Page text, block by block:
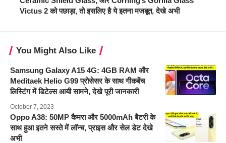
Victus 2 को पछाड़ा, तो इसलिए है ये इतना मजबूत, देखे अभी
You Might Also Like
Samsung Galaxy A15 4G: 4GB RAM और
Meditaek Helio G99 प्रोसेसर के साथ गीकबेंच
लिस्टिंग में डिटेल्स आयी सामने, देखे पूरी जानकारी
October 7, 2023
Oppo A38: 50MP कैमरा और 5000mAh बैटरी के
साथ हुआ इतने सस्ते में लॉन्च, प्राइस और सेल डेट देखे
अभी